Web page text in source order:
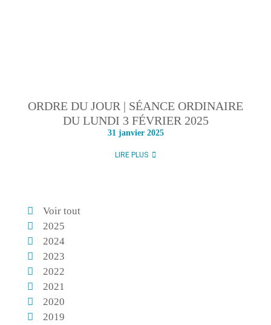
ORDRE DU JOUR | SÉANCE ORDINAIRE
DU LUNDI 3 FÉVRIER 2025
31 janvier 2025
LIRE PLUS
Voir tout
2025
2024
2023
2022
2021
2020
2019